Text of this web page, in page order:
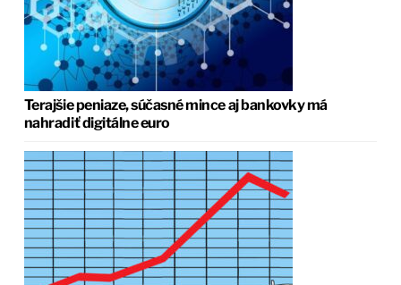
Terajšie peniaze, súčasné mince aj bankovky má
nahradiť digitálne euro